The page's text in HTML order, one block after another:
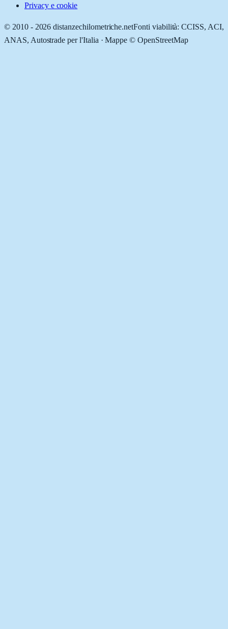
Privacy e cookie
© 2010 - 2026 distanzechilometriche.netFonti viabilità: CCISS, ACI,
ANAS, Autostrade per l'Italia · Mappe © OpenStreetMap